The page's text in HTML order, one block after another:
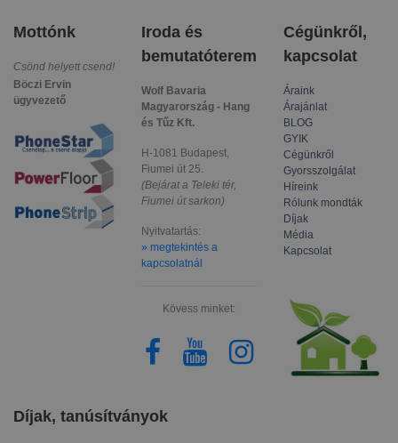
Mottónk
Csönd helyett csend!
Böczi Ervin
ügyvezető
Iroda és
bemutatóterem
Wolf Bavaria
Magyarország - Hang
és Tűz Kft.
H-1081 Budapest,
Fiumei út 25.
(Bejárat a Teleki tér,
Fiumei út sarkon)
Nyitvatartás:
» megtekintés a
kapcsolatnál
Kövess minket:
Cégünkről,
kapcsolat
Áraink
Árajánlat
BLOG
GYIK
Cégünkről
Gyorsszolgálat
Híreink
Rólunk mondták
Díjak
Média
Kapcsolat
Díjak, tanúsítványok